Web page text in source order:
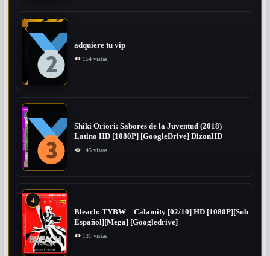
adquiere tu vip
154 vistas
Shiki Oriori: Sabores de la Juventud (2018)
Latino HD [1080P] [GoogleDrive] DizonHD
145 vistas
4
Bleach: TYBW – Calamity [02/10] HD [1080P][Sub
Español][Mega] [Googledrive]
131 vistas